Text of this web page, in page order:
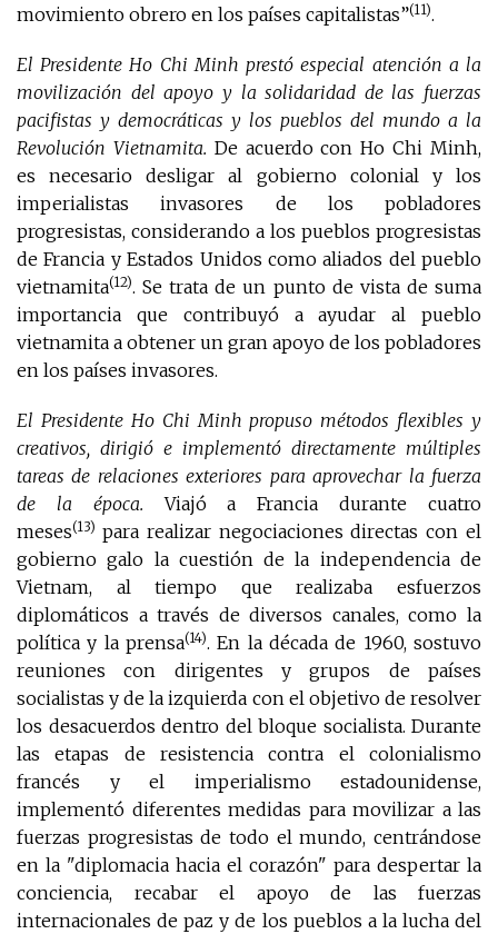
movimiento obrero en los países capitalistas”(11).
El Presidente Ho Chi Minh prestó especial atención a la
movilización del apoyo y la solidaridad de las fuerzas
pacifistas y democráticas y los pueblos del mundo a la
Revolución Vietnamita. De acuerdo con Ho Chi Minh,
es necesario desligar al gobierno colonial y los
imperialistas invasores de los pobladores
progresistas, considerando a los pueblos progresistas
de Francia y Estados Unidos como aliados del pueblo
vietnamita(12). Se trata de un punto de vista de suma
importancia que contribuyó a ayudar al pueblo
vietnamita a obtener un gran apoyo de los pobladores
en los países invasores.
El Presidente Ho Chi Minh propuso métodos flexibles y
creativos, dirigió e implementó directamente múltiples
tareas de relaciones exteriores para aprovechar la fuerza
de la época. Viajó a Francia durante cuatro
meses(13) para realizar negociaciones directas con el
gobierno galo la cuestión de la independencia de
Vietnam, al tiempo que realizaba esfuerzos
diplomáticos a través de diversos canales, como la
política y la prensa(14). En la década de 1960, sostuvo
reuniones con dirigentes y grupos de países
socialistas y de la izquierda con el objetivo de resolver
los desacuerdos dentro del bloque socialista. Durante
las etapas de resistencia contra el colonialismo
francés y el imperialismo estadounidense,
implementó diferentes medidas para movilizar a las
fuerzas progresistas de todo el mundo, centrándose
en la "diplomacia hacia el corazón" para despertar la
conciencia, recabar el apoyo de las fuerzas
internacionales de paz y de los pueblos a la lucha del